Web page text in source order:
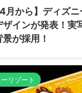
月から】ディズ
ザインが発表！実
が採用！
リゾート